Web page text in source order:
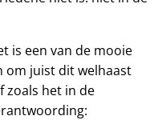
is een van de mooie
om juist dit welhaast
zoals het in de